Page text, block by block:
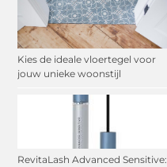
Kies de ideale vloertegel voor
jouw unieke woonstijl
RevitaLash Advanced Sensitive: